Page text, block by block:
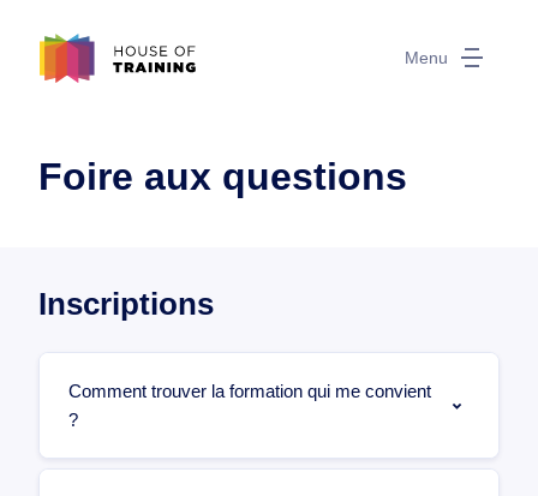
Menu
Foire aux questions
Inscriptions
Comment trouver la formation qui me convient
?